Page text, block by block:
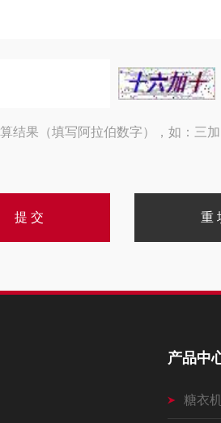
结果（填写阿拉伯数字），如：三
产品中
糖衣